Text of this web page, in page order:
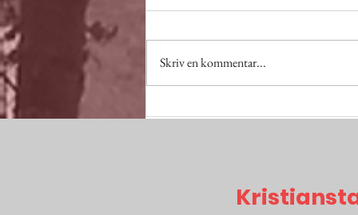
Skriv en kommentar...